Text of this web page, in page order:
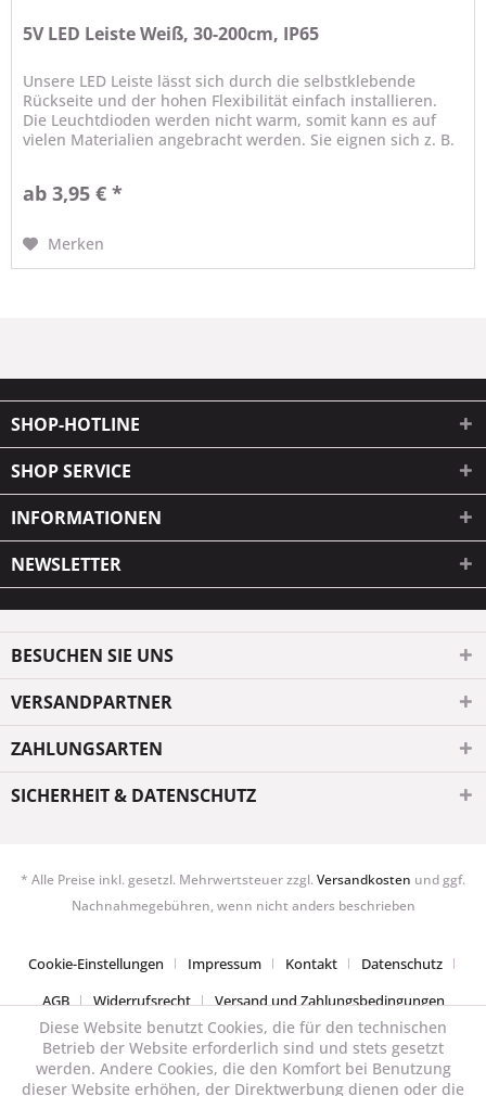
5V LED Leiste Weiß, 30-200cm, IP65
Unsere LED Leiste lässt sich durch die selbstklebende
Rückseite und der hohen Flexibilität einfach installieren.
Die Leuchtdioden werden nicht warm, somit kann es auf
vielen Materialien angebracht werden. Sie eignen sich z. B.
ab 3,95 € *
Merken
SHOP-HOTLINE
SHOP SERVICE
INFORMATIONEN
NEWSLETTER
BESUCHEN SIE UNS
VERSANDPARTNER
ZAHLUNGSARTEN
SICHERHEIT & DATENSCHUTZ
* Alle Preise inkl. gesetzl. Mehrwertsteuer zzgl.Versandkosten und ggf.
Nachnahmegebühren, wenn nicht anders beschrieben
Cookie-Einstellungen Impressum Kontakt
Datenschutz
AGB
Widerrufsrecht Versand und Zahlungsbedingungen
Diese Website benutzt Cookies, die für den technischen
Betrieb der Website erforderlich sind und stets gesetzt
werden. Andere Cookies, die den Komfort bei Benutzung
dieser Website erhöhen, der Direktwerbung dienen oder die